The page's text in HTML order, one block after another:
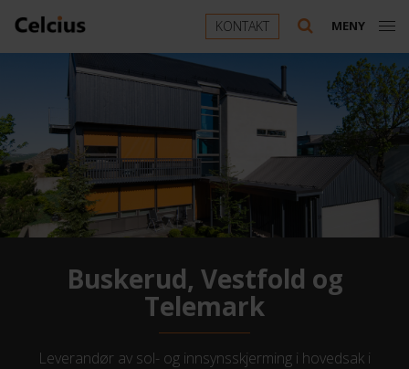
KONTAKT MENY
Buskerud, Vestfold og
Telemark
Leverandør av sol- og innsynsskjerming i hovedsak i